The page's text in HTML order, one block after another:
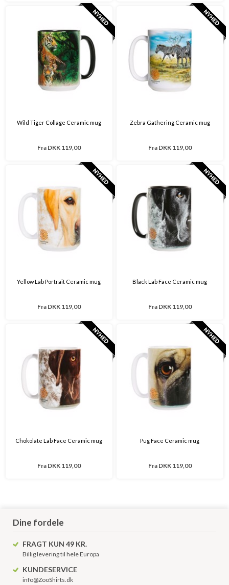
Wild Tiger Collage Ceramic mug
Fra DKK 119,00
Zebra Gathering Ceramic mug
Fra DKK 119,00
Yellow Lab Portrait Ceramic mug
Fra DKK 119,00
Black Lab Face Ceramic mug
Fra DKK 119,00
Chokolate Lab Face Ceramic mug
Fra DKK 119,00
Pug Face Ceramic mug
Fra DKK 119,00
Dine fordele
FRAGT KUN 49 KR.
Billig levering til hele Europa
KUNDESERVICE
info@ZooShirts.dk